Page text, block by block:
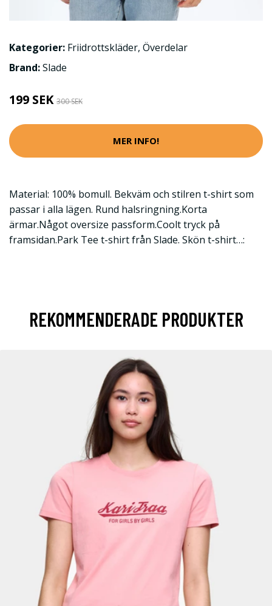
Kategorier: Friidrottskläder, Överdelar
Brand:Slade
199 SEK 300 SEK
MER INFO!
Material: 100% bomull. Bekväm och stilren t-shirt som
passar i alla lägen. Rund halsringning.Korta
ärmar.Något oversize passform.Coolt tryck på
framsidan.Park Tee t-shirt från Slade. Skön t-shirt…:
REKOMMENDERADE PRODUKTER